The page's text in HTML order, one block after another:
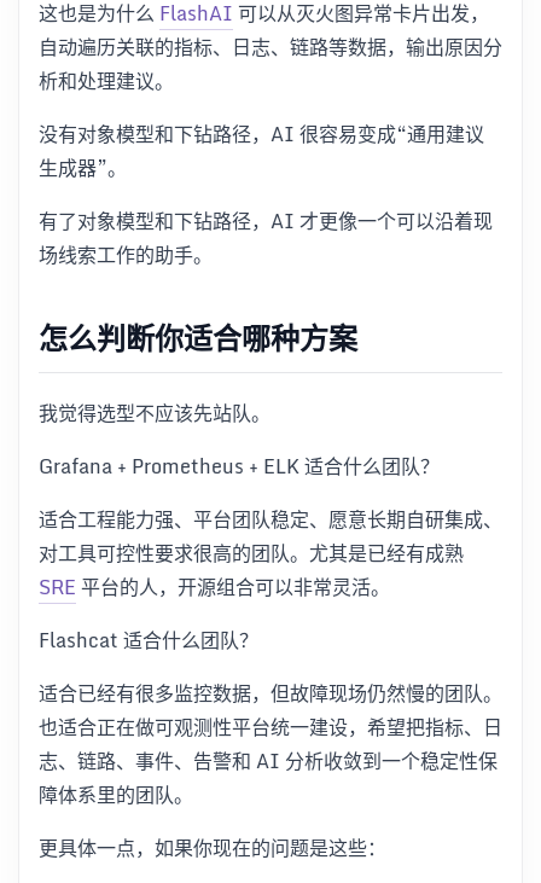
这也是为什么 FlashAI 可以从灭火图异常卡片出发，
自动遍历关联的指标、日志、链路等数据，输出原因分
析和处理建议。
没有对象模型和下钻路径，AI 很容易变成“通用建议
生成器”。
有了对象模型和下钻路径，AI 才更像一个可以沿着现
场线索工作的助手。
怎么判断你适合哪种方案
我觉得选型不应该先站队。
Grafana + Prometheus + ELK 适合什么团队？
适合工程能力强、平台团队稳定、愿意长期自研集成、
对工具可控性要求很高的团队。尤其是已经有成熟
SRE平台的人，开源组合可以非常灵活。
Flashcat 适合什么团队？
适合已经有很多监控数据，但故障现场仍然慢的团队。
也适合正在做可观测性平台统一建设，希望把指标、日
志、链路、事件、告警和 AI 分析收敛到一个稳定性保
障体系里的团队。
更具体一点，如果你现在的问题是这些：